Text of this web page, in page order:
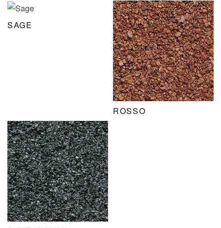
SAGE
ROSSO